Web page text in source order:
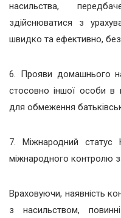
насильства,
здійснюватися з
швидко та ефективно,
6. Прояви домашнього
стосовно іншої особи в
для обмеження
7. Міжнародний статус
міжнародного контролю
Враховуючи, наявність
з насильством,